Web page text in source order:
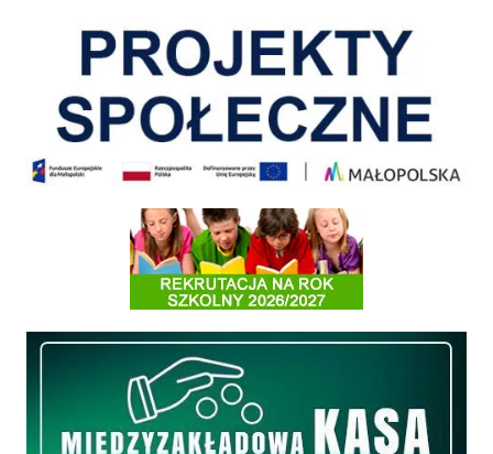
Informacja o terminach rekrutacji na rok szkolny 2026/2027
Międzyzakładowa Kasa Zapomogowo - Pożyczkowa